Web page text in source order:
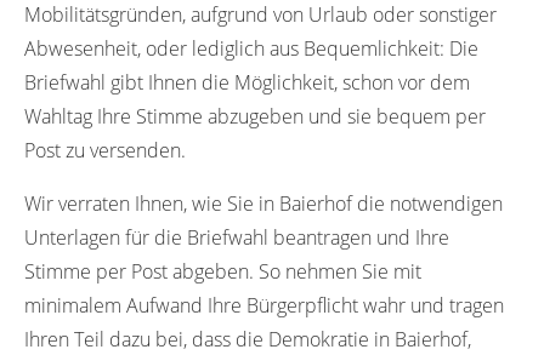
Mobilitätsgründen, aufgrund von Urlaub oder sonstiger
Abwesenheit, oder lediglich aus Bequemlichkeit: Die
Briefwahl gibt Ihnen die Möglichkeit, schon vor dem
Wahltag Ihre Stimme abzugeben und sie bequem per
Post zu versenden.
Wir verraten Ihnen, wie Sie in Baierhof die notwendigen
Unterlagen für die Briefwahl beantragen und Ihre
Stimme per Post abgeben. So nehmen Sie mit
minimalem Aufwand Ihre Bürgerpflicht wahr und tragen
Ihren Teil dazu bei, dass die Demokratie in Baierhof,